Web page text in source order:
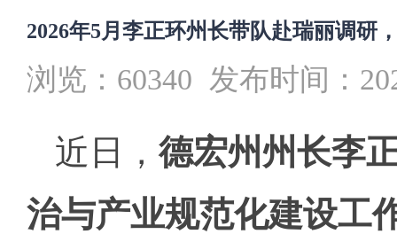
2026年5月李正环州长带队赴瑞丽调研
浏览：60340 发布时间：
近日，德宏州州长李
治与产业规范化建设工